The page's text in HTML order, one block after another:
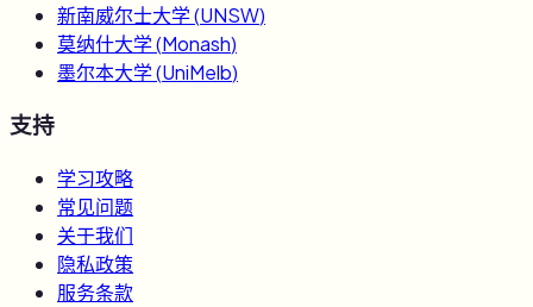
新南威尔士大学(UNSW)
莫纳什大学(Monash)
墨尔本大学(UniMelb)
支持
学习攻略
常见问题
关于我们
隐私政策
服务条款